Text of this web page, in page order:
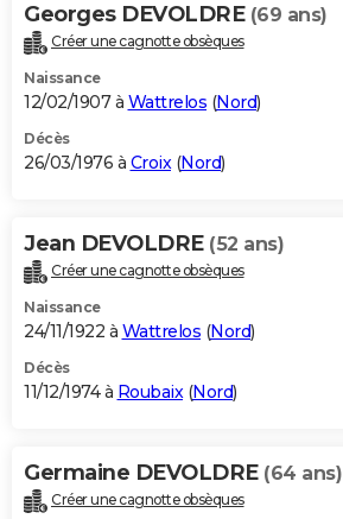
Georges DEVOLDRE (69 ans)
Créer une cagnotte obsèques
Naissance
12/02/1907 à Wattrelos (Nord)
Décès
26/03/1976 à Croix(Nord)
Jean DEVOLDRE (52 ans)
Créer une cagnotte obsèques
Naissance
24/11/1922 à Wattrelos (Nord)
Décès
11/12/1974 à Roubaix(Nord)
Germaine DEVOLDRE (64 ans)
Créer une cagnotte obsèques